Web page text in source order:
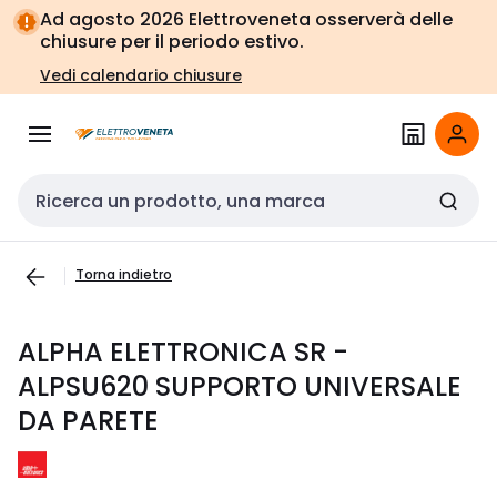
Vai alla
navigazione
Vai
alla
pagina
Ad agosto 2026 Elettroveneta osserverà delle
chiusure per il periodo estivo.
Vedi calendario chiusure
Cerca input
Torna indietro
ALPHA ELETTRONICA SR -
ALPSU620 SUPPORTO UNIVERSALE
DA PARETE